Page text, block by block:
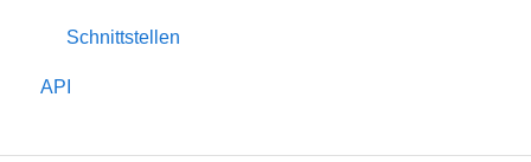
Schnittstellen
API